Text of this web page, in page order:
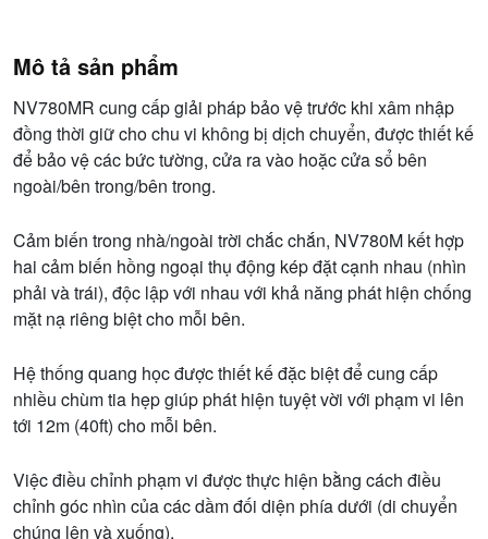
Mô tả sản phẩm
NV780MR cung cấp giải pháp bảo vệ trước khi xâm nhập
đồng thời giữ cho chu vi không bị dịch chuyển, được thiết kế
để bảo vệ các bức tường, cửa ra vào hoặc cửa sổ bên
ngoài/bên trong/bên trong.
Cảm biến trong nhà/ngoài trời chắc chắn, NV780M kết hợp
hai cảm biến hồng ngoại thụ động kép đặt cạnh nhau (nhìn
phải và trái), độc lập với nhau với khả năng phát hiện chống
mặt nạ riêng biệt cho mỗi bên.
Hệ thống quang học được thiết kế đặc biệt để cung cấp
nhiều chùm tia hẹp giúp phát hiện tuyệt vời với phạm vi lên
tới 12m (40ft) cho mỗi bên.
Việc điều chỉnh phạm vi được thực hiện bằng cách điều
chỉnh góc nhìn của các dầm đối diện phía dưới (di chuyển
chúng lên và xuống).